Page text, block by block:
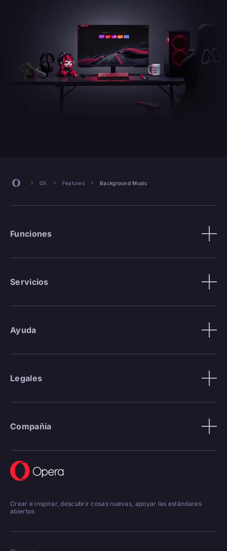
GX Features Background Music
Funciones
Servicios
Ayuda
Legales
Compañía
Crear e inspirar, descubrir cosas nuevas, apoyar las estándares
abiertos